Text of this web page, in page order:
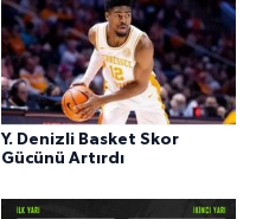
Y. Denizli Basket Skor
Gücünü Artırdı